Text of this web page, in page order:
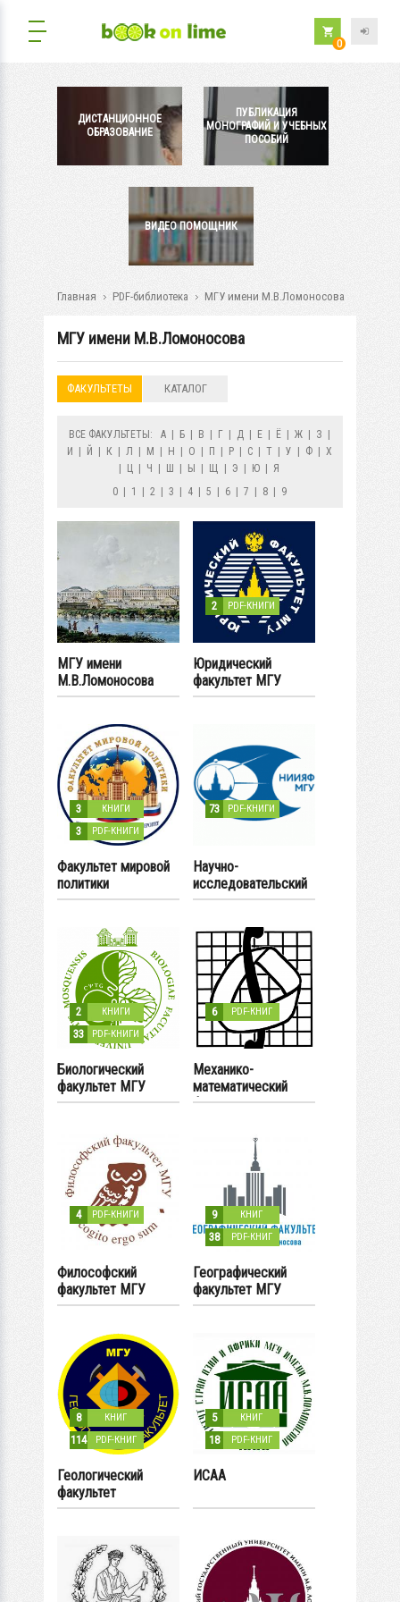
0
ДИСТАНЦИОННОЕ
ОБРАЗОВАНИЕ
ПУБЛИКАЦИЯ
МОНОГРАФИЙ И УЧЕБНЫХ
ПОСОБИЙ
ВИДЕО ПОМОЩНИК
Главная PDF-библиотека МГУ имени М.В.Ломоносова
МГУ имени М.В.Ломоносова
ФАКУЛЬТЕТЫ КАТАЛОГ
ВСЕ ФАКУЛЬТЕТЫ: А Б В Г Д Е Ё Ж З
И
Й К Л М Н О П Р С Т У Ф
Х
Ц Ч Ш Ы Щ Э Ю
Я
0
1 2 3 4 5 6 7 8 9
МГУ имени
М.В.Ломоносова
2 PDF-КНИГИ
Юридический
факультет МГУ
3 КНИГИ
3 PDF-КНИГИ
Факультет мировой
политики
73 PDF-КНИГИ
Научно-
исследовательский
институт ядерной
Скобельцына
2 КНИГИ
33 PDF-КНИГИ
Биологический
факультет МГУ
6 PDF-КНИГ
Механико-
математический
факультет МГУ
4 PDF-КНИГИ
Философский
факультет МГУ
9 КНИГ
38 PDF-КНИГ
Географический
факультет МГУ
8 КНИГ
114 PDF-КНИГ
Геологический
факультет
5 КНИГ
18 PDF-КНИГ
ИСАА